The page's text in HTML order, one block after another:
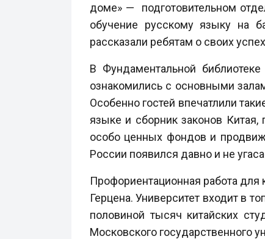
доме» — подготовительном
обучение русскому языку на
рассказали ребятам о своих
В Фундаментальной
ознакомились с основными
Особенно гостей впечатлили
языке и сборник законов
особо ценных фондов и
России появился давно и не
Профориентационная работа
Герцена. Университет входит в
половиной тысяч китайских
Московского государственного